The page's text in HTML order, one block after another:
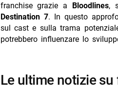
-- RispondiAnnulla risposta
- Overdrive stasera su Mediaset
- Morrone smentisce i flirt con
- Gigi Hadid e Bradley Cooper:
franchise grazie a Bloodlines,
Destination 7. In questo
sul cast e sulla trama
potrebbero influenzare lo
le ultime notizie